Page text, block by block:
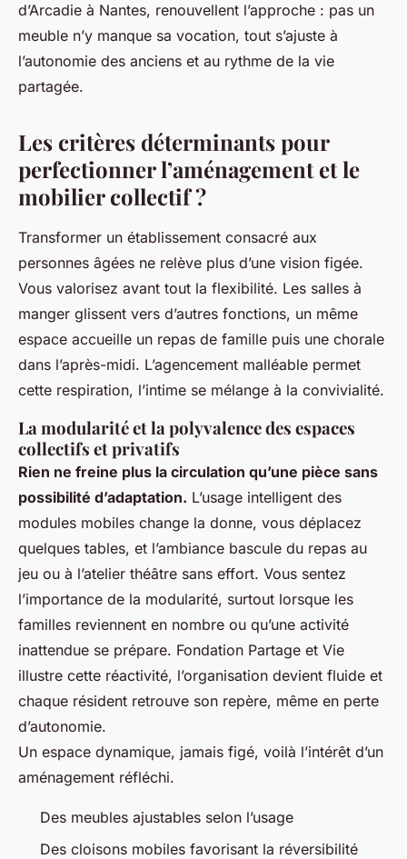
d’Arcadie à Nantes, renouvellent l’approche : pas un
meuble n’y manque sa vocation, tout s’ajuste à
l’autonomie des anciens et au rythme de la vie
partagée.
Les critères déterminants pour
perfectionner l’aménagement et le
mobilier collectif ?
Transformer un établissement consacré aux
personnes âgées ne relève plus d’une vision figée.
Vous valorisez avant tout la flexibilité. Les salles à
manger glissent vers d’autres fonctions, un même
espace accueille un repas de famille puis une chorale
dans l’après-midi. L’agencement malléable permet
cette respiration, l’intime se mélange à la convivialité.
La modularité et la polyvalence des espaces
collectifs et privatifs
Rien ne freine plus la circulation qu’une pièce sans
possibilité d’adaptation. L’usage intelligent des
modules mobiles change la donne, vous déplacez
quelques tables, et l’ambiance bascule du repas au
jeu ou à l’atelier théâtre sans effort. Vous sentez
l’importance de la modularité, surtout lorsque les
familles reviennent en nombre ou qu’une activité
inattendue se prépare. Fondation Partage et Vie
illustre cette réactivité, l’organisation devient fluide et
chaque résident retrouve son repère, même en perte
d’autonomie.
Un espace dynamique, jamais figé, voilà l’intérêt d’un
aménagement réfléchi.
Des meubles ajustables selon l’usage
Des cloisons mobiles favorisant la réversibilité